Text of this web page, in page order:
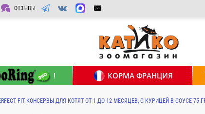
ОТЗЫВЫ
! КОРМА ФРАНЦИЯ
FIT КОНСЕРВЫ ДЛЯ КОТЯТ ОТ 1 ДО 12 МЕСЯЦЕВ, С КУРИЦЕЙ В СОУСЕ 75